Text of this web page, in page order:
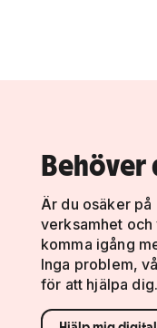
Behöver
Är du osäker på
verksamhet
komma igång
Inga problem,
för att hjälpa dig.